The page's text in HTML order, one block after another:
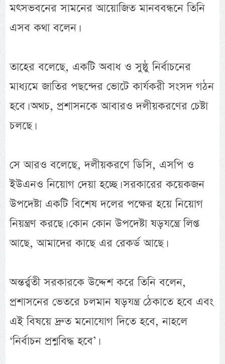
মৎসভবনের সামনের আয়োজিত মানববন্ধনে তিনি
এসব কথা বলেন।
তাহের বলেছে, একটি অবাধ ও সুষ্ঠু নির্বাচনের
মাধ্যমে জাতির পছন্দের ভোটে কার্যকরী সংসদ গঠন
হবে। অথচ, প্রশাসনকে আবারও দলীয়করণের চেষ্টা
চলছে।
সে আরও বলেছে, দলীয়করণে ডিসি, এসপি ও
ইউএনও নিয়োগ দেয়া হচ্ছে। সরকারের কয়েকজন
উপদেষ্টা একটি বিশেষ দলের পক্ষের হয়ে নিয়োগ
নিয়ন্ত্রণ করছে। কোন কোন উপদেষ্টা ষড়যন্ত্রে লিপ্ত
আছে, আমাদের কাছে এর রেকর্ড আছে।
অন্তর্র্বতী সরকারকে উদ্দেশ করে তিনি বলেন,
প্রশাসনের ভেতরে চলমান ষড়যন্ত্র ঠেকাতে হবে এবং
এই বিষয়ে দ্রুত মনোযোগ দিতে হবে, নাহলে
‘নির্বাচন প্রশ্নবিদ্ধ হবে’।